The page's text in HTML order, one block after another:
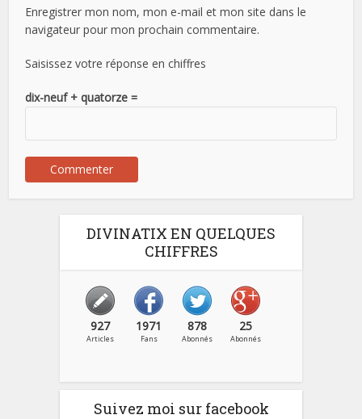
Enregistrer mon nom, mon e-mail et mon site dans le
navigateur pour mon prochain commentaire.
Saisissez votre réponse en chiffres
dix-neuf + quatorze =
DIVINATIX EN QUELQUES
CHIFFRES
927
Articles
1971
Fans
878
Abonnés
25
Abonnés
Suivez moi sur facebook